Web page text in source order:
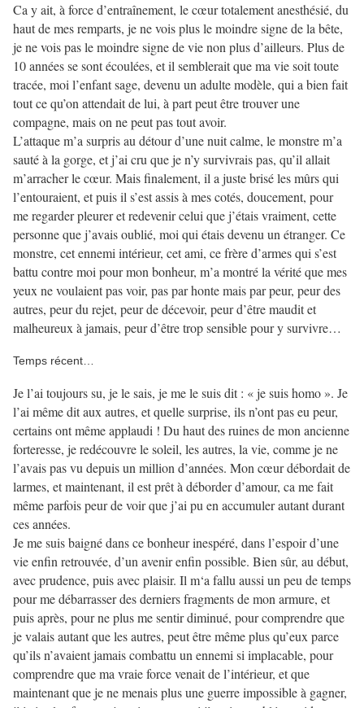
Ca y ait, à force d’entraînement, le cœur totalement anesthésié, du
haut de mes remparts, je ne vois plus le moindre signe de la bête,
je ne vois pas le moindre signe de vie non plus d’ailleurs. Plus de
10 années se sont écoulées, et il semblerait que ma vie soit toute
tracée, moi l’enfant sage, devenu un adulte modèle, qui a bien fait
tout ce qu’on attendait de lui, à part peut être trouver une
compagne, mais on ne peut pas tout avoir.
L’attaque m’a surpris au détour d’une nuit calme, le monstre m’a
sauté à la gorge, et j’ai cru que je n’y survivrais pas, qu’il allait
m’arracher le cœur. Mais finalement, il a juste brisé les mûrs qui
l’entouraient, et puis il s’est assis à mes cotés, doucement, pour
me regarder pleurer et redevenir celui que j’étais vraiment, cette
personne que j’avais oublié, moi qui étais devenu un étranger. Ce
monstre, cet ennemi intérieur, cet ami, ce frère d’armes qui s’est
battu contre moi pour mon bonheur, m’a montré la vérité que mes
yeux ne voulaient pas voir, pas par honte mais par peur, peur des
autres, peur du rejet, peur de décevoir, peur d’être maudit et
malheureux à jamais, peur d’être trop sensible pour y survivre…
Temps récent…
Je l’ai toujours su, je le sais, je me le suis dit : « je suis homo ». Je
l’ai même dit aux autres, et quelle surprise, ils n’ont pas eu peur,
certains ont même applaudi ! Du haut des ruines de mon ancienne
forteresse, je redécouvre le soleil, les autres, la vie, comme je ne
l’avais pas vu depuis un million d’années. Mon cœur débordait de
larmes, et maintenant, il est prêt à déborder d’amour, ca me fait
même parfois peur de voir que j’ai pu en accumuler autant durant
ces années.
Je me suis baigné dans ce bonheur inespéré, dans l’espoir d’une
vie enfin retrouvée, d’un avenir enfin possible. Bien sûr, au début,
avec prudence, puis avec plaisir. Il m‘a fallu aussi un peu de temps
pour me débarrasser des derniers fragments de mon armure, et
puis après, pour ne plus me sentir diminué, pour comprendre que
je valais autant que les autres, peut être même plus qu’eux parce
qu’ils n’avaient jamais combattu un ennemi si implacable, pour
comprendre que ma vraie force venait de l’intérieur, et que
maintenant que je ne menais plus une guerre impossible à gagner,